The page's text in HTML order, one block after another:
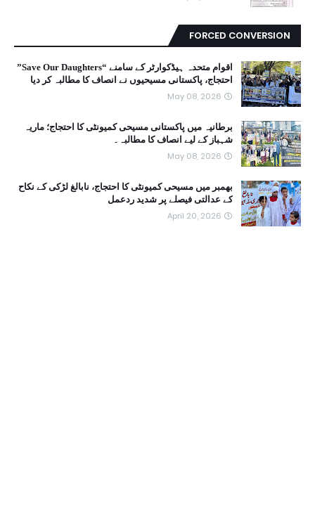
FORCED CONVERSION
اقوام متحدہ ہیڈکوارٹر کے سامنے “Save Our Daughters”
احتجاج، پاکستانی مسیحیوں نے انصاف کا مطالبہ کر دیا
May 08, 2026
برطانیہ میں پاکستانی مسیحی کمیونٹی کا احتجاج؛ ماریہ
شہباز کے لیے انصاف کا مطالبہ۔
May 08, 2026
بھمبر میں مسیحی کمیونٹی کا احتجاج، نابالغ لڑکی کے نکاح
کے عدالتی فیصلے پر شدید ردعمل
April 20, 2026